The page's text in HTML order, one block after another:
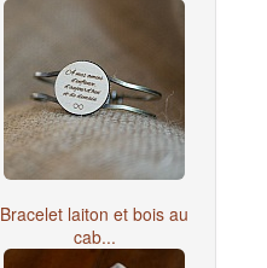
Bracelet laiton et bois au
cab...